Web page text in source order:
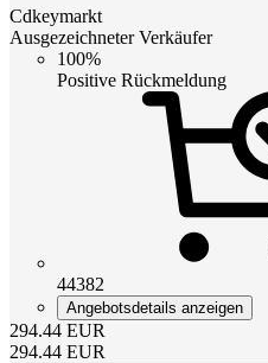
Cdkeymarkt
Ausgezeichneter Verkäufer
100%
Positive Rückmeldung
44382
Angebotsdetails anzeigen
294.44 EUR
294.44 EUR